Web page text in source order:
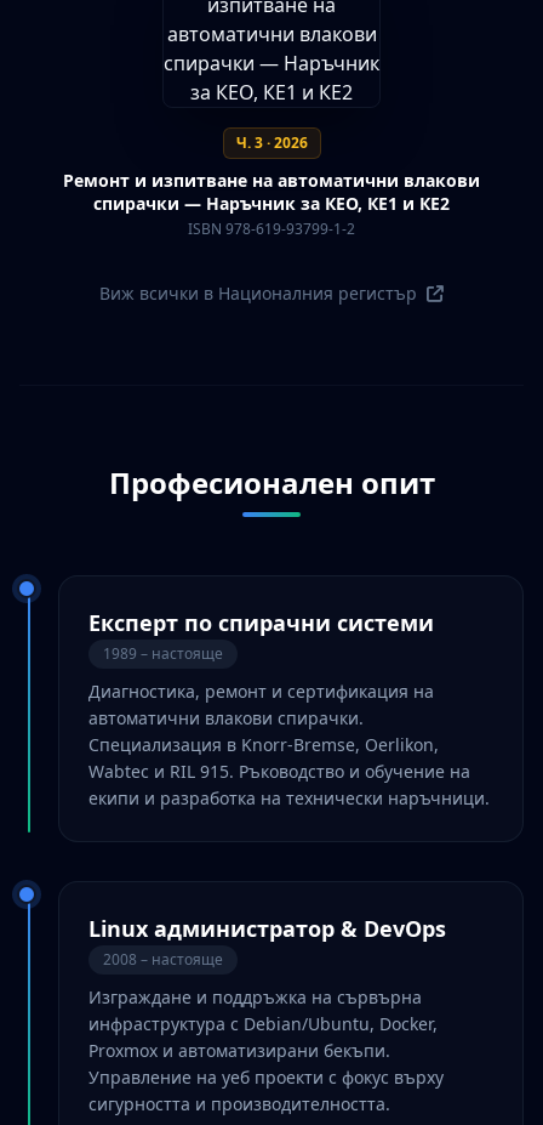
Ч. 3 · 2026
Ремонт и изпитване на автоматични влакови
спирачки — Наръчник за КЕО, КЕ1 и КЕ2
ISBN 978-619-93799-1-2
Виж всички в Националния регистър
Професионален опит
Експерт по спирачни системи
1989 – настояще
Диагностика, ремонт и сертификация на
автоматични влакови спирачки.
Специализация в Knorr-Bremse, Oerlikon,
Wabtec и RIL 915. Ръководство и обучение на
екипи и разработка на технически наръчници.
Linux администратор & DevOps
2008 – настояще
Изграждане и поддръжка на сървърна
инфраструктура с Debian/Ubuntu, Docker,
Proxmox и автоматизирани бекъпи.
Управление на уеб проекти с фокус върху
сигурността и производителността.